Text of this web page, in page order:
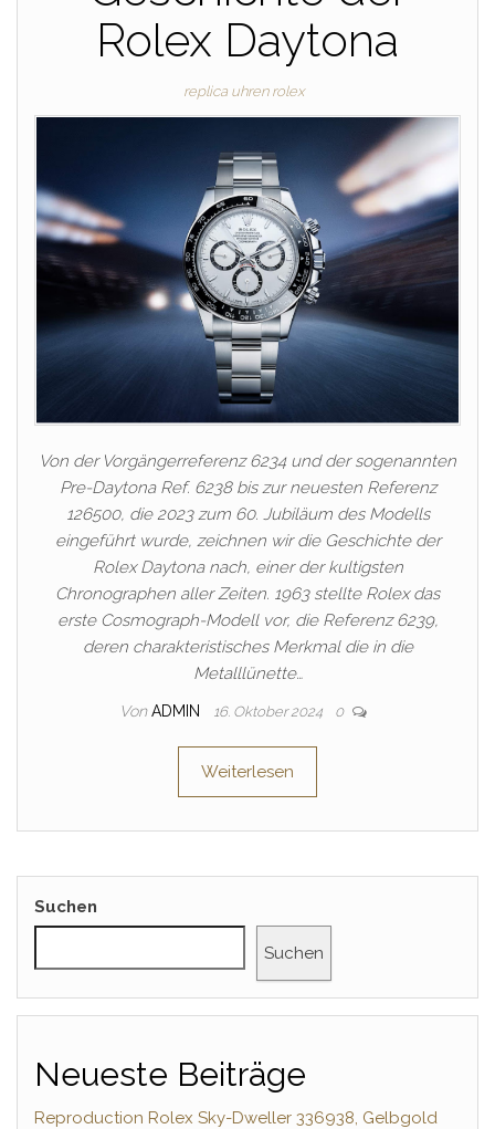
Rolex Daytona
replica uhren rolex
Von der Vorgängerreferenz 6234 und der sogenannten
Pre-Daytona Ref. 6238 bis zur neuesten Referenz
126500, die 2023 zum 60. Jubiläum des Modells
eingeführt wurde, zeichnen wir die Geschichte der
Rolex Daytona nach, einer der kultigsten
Chronographen aller Zeiten. 1963 stellte Rolex das
erste Cosmograph-Modell vor, die Referenz 6239,
deren charakteristisches Merkmal die in die
Metalllünette…
Von ADMIN 16. Oktober 2024 0
Weiterlesen
Suchen
Suchen
Neueste Beiträge
Reproduction Rolex Sky-Dweller 336938, Gelbgold